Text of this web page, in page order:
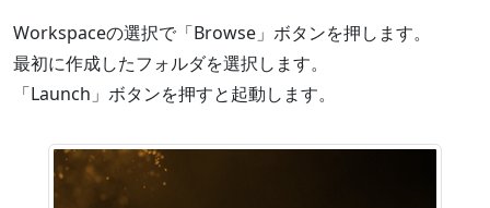
Workspaceの選択で「Browse」ボタンを押します。
最初に作成したフォルダを選択します。
「Launch」ボタンを押すと起動します。